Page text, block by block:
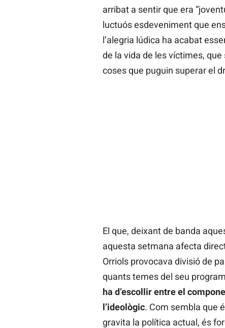
arribat a sentir que era
luctuós esdeveniment que
l’alegria lúdica ha acabat
de la vida de les víctimes, que
coses que puguin superar el
El que, deixant de banda
aquesta setmana afecta
Orriols provocava divisió de
quants temes del seu
ha d’escollir entre el
l’ideològic. Com sembla que
gravita la política actual, és